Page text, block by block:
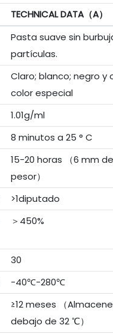
TECHNICAL DATA（A）
Pasta suave sin
partículas.
Claro; blanco; negro y
color especial
1.01g/ml
8 minutos a 25 ° C
15-20 horas （6 mm
pesor）
>1diputado
＞450%
30
-40℃-280℃
≥12 meses （
debajo de 32 ℃）